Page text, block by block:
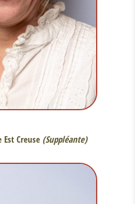
Creuse (Suppléante)